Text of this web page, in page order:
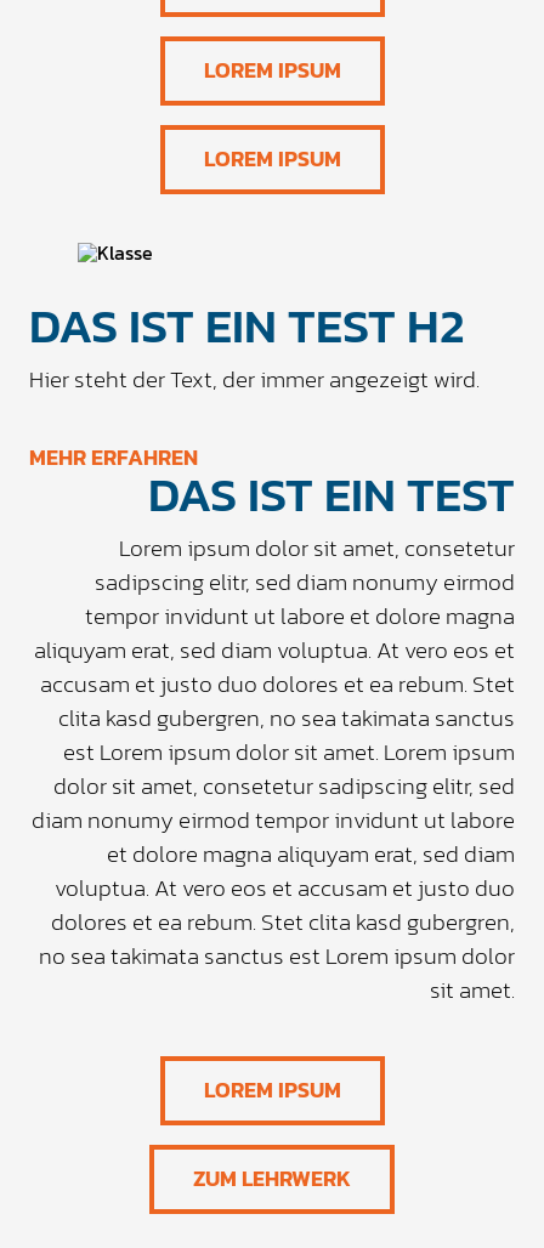
LOREM IPSUM
LOREM IPSUM
DAS IST EIN TEST H2
Hier steht der Text, der immer angezeigt wird.
MEHR ERFAHRENDAS IST EIN TEST
Lorem ipsum dolor sit amet, consetetur
sadipscing elitr, sed diam nonumy eirmod
tempor invidunt ut labore et dolore magna
aliquyam erat, sed diam voluptua. At vero eos et
accusam et justo duo dolores et ea rebum. Stet
clita kasd gubergren, no sea takimata sanctus
est Lorem ipsum dolor sit amet. Lorem ipsum
dolor sit amet, consetetur sadipscing elitr, sed
diam nonumy eirmod tempor invidunt ut labore
et dolore magna aliquyam erat, sed diam
voluptua. At vero eos et accusam et justo duo
dolores et ea rebum. Stet clita kasd gubergren,
no sea takimata sanctus est Lorem ipsum dolor
sit amet.
LOREM IPSUM
ZUM LEHRWERK